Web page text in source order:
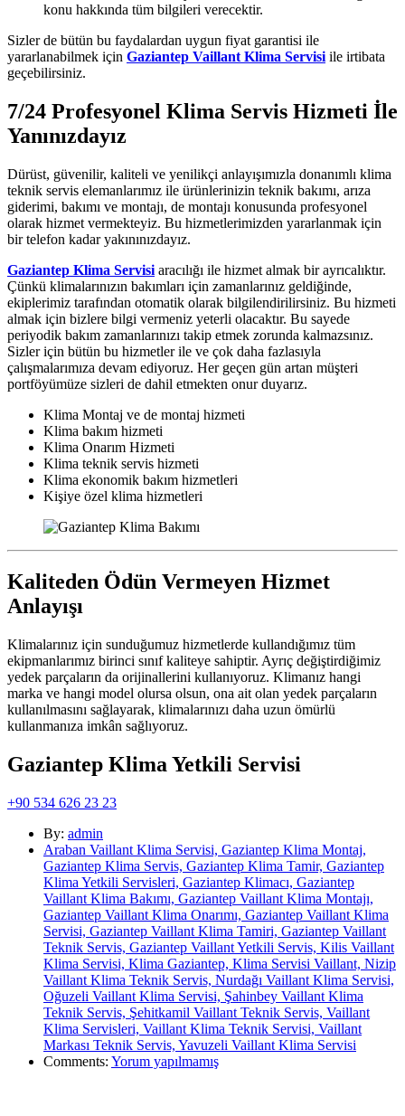
konu hakkında tüm bilgileri verecektir.
Sizler de bütün bu faydalardan uygun fiyat garantisi ile
yararlanabilmek için Gaziantep Vaillant Klima Servisi ile irtibata
geçebilirsiniz.
7/24 Profesyonel Klima Servis Hizmeti İle
Yanınızdayız
Dürüst, güvenilir, kaliteli ve yenilikçi anlayışımızla donanımlı klima
teknik servis elemanlarımız ile ürünlerinizin teknik bakımı, arıza
giderimi, bakımı ve montajı, de montajı konusunda profesyonel
olarak hizmet vermekteyiz. Bu hizmetlerimizden yararlanmak için
bir telefon kadar yakınınızdayız.
Gaziantep Klima Servisi aracılığı ile hizmet almak bir ayrıcalıktır.
Çünkü klimalarınızın bakımları için zamanlarınız geldiğinde,
ekiplerimiz tarafından otomatik olarak bilgilendirilirsiniz. Bu hizmeti
almak için bizlere bilgi vermeniz yeterli olacaktır. Bu sayede
periyodik bakım zamanlarınızı takip etmek zorunda kalmazsınız.
Sizler için bütün bu hizmetler ile ve çok daha fazlasıyla
çalışmalarımıza devam ediyoruz. Her geçen gün artan müşteri
portföyümüze sizleri de dahil etmekten onur duyarız.
Klima Montaj ve de montaj hizmeti
Klima bakım hizmeti
Klima Onarım Hizmeti
Klima teknik servis hizmeti
Klima ekonomik bakım hizmetleri
Kişiye özel klima hizmetleri
Kaliteden Ödün Vermeyen Hizmet
Anlayışı
Klimalarınız için sunduğumuz hizmetlerde kullandığımız tüm
ekipmanlarımız birinci sınıf kaliteye sahiptir. Ayrıç değiştirdiğimiz
yedek parçaların da orijinallerini kullanıyoruz. Klimanız hangi
marka ve hangi model olursa olsun, ona ait olan yedek parçaların
kullanılmasını sağlayarak, klimalarınızı daha uzun ömürlü
kullanmanıza imkân sağlıyoruz.
Gaziantep Klima Yetkili Servisi
+90 534 626 23 23
By: admin
Araban Vaillant Klima Servisi, Gaziantep Klima Montaj,
Gaziantep Klima Servis, Gaziantep Klima Tamir, Gaziantep
Klima Yetkili Servisleri, Gaziantep Klimacı, Gaziantep
Vaillant Klima Bakımı, Gaziantep Vaillant Klima Montajı,
Gaziantep Vaillant Klima Onarımı, Gaziantep Vaillant Klima
Servisi, Gaziantep Vaillant Klima Tamiri, Gaziantep Vaillant
Teknik Servis, Gaziantep Vaillant Yetkili Servis, Kilis Vaillant
Klima Servisi, Klima Gaziantep, Klima Servisi Vaillant, Nizip
Vaillant Klima Teknik Servis, Nurdağı Vaillant Klima Servisi,
Oğuzeli Vaillant Klima Servisi, Şahinbey Vaillant Klima
Teknik Servis, Şehitkamil Vaillant Teknik Servis, Vaillant
Klima Servisleri, Vaillant Klima Teknik Servisi, Vaillant
Markası Teknik Servis, Yavuzeli Vaillant Klima Servisi
Comments: Yorum yapılmamış